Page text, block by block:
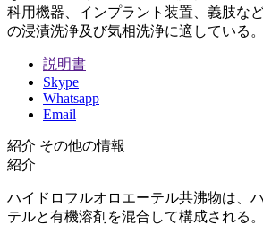
科用機器、インプラント装置、義肢な
の浸漬洗浄及び気相洗浄に適している。
説明書
Skype
Whatsapp
Email
紹介 その他の情報
紹介
ハイドロフルオロエーテル共沸物は、
テルと有機溶剤を混合して構成される